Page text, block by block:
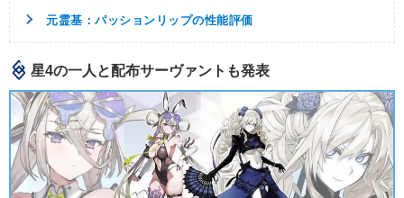
元霊基：パッションリップの性能評価
星4の一人と配布サーヴァントも発表